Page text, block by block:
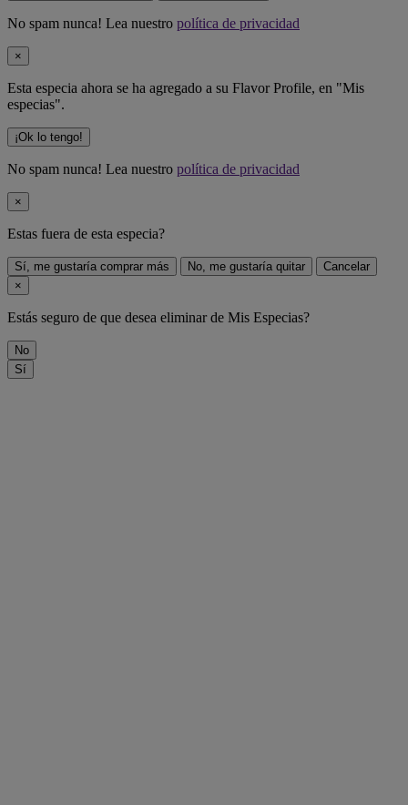
No spam nunca! Lea nuestro política de privacidad
×
Esta especia ahora se ha agregado a su Flavor Profile, en "Mis
especias".
¡Ok lo tengo!
No spam nunca! Lea nuestro política de privacidad
×
Estas fuera de esta especia?
Sí, me gustaría comprar más No, me gustaría quitar
Cancelar
×
Estás seguro de que desea eliminarde Mis Especias?
No
Sí